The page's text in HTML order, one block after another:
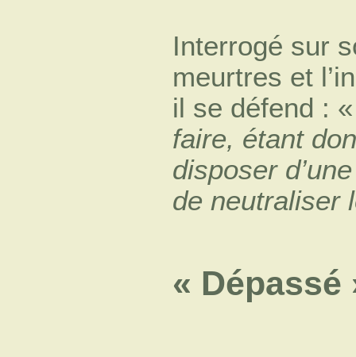
Interrogé sur
meurtres et
il se défend :
faire, étant
disposer
de neutraliser
« Dépassé